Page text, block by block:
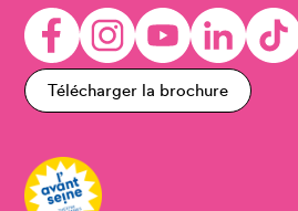
Télécharger la brochure